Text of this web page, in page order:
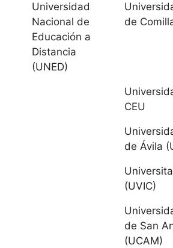
León
Universidad de
Universidad
Católica de Ávila
Universidad
de Cervantes
IE Universidad
Universidad de
Universidad
Nacional de
Educación a
Distancia
(UNED)
de
CEU
de Ávila
(UVIC)
de San
(UCAM)